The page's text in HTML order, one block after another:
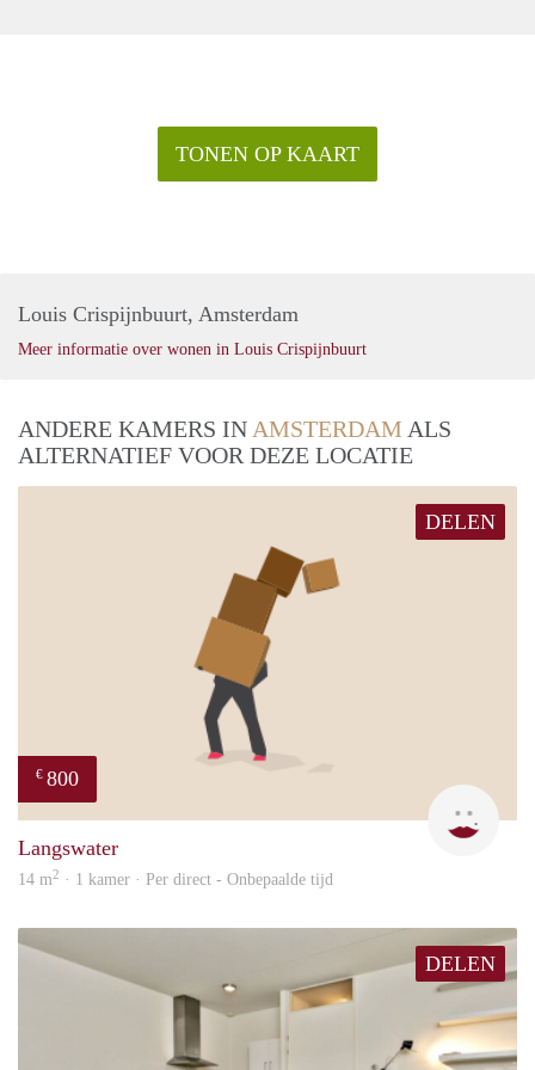
TONEN OP KAART
Louis Crispijnbuurt, Amsterdam
Meer informatie over wonen in Louis Crispijnbuurt
ANDERE KAMERS IN AMSTERDAM ALS
ALTERNATIEF VOOR DEZE LOCATIE
DELEN
€ 800
Langswater
14 m2 · 1 kamer · Per direct - Onbepaalde tijd
DELEN